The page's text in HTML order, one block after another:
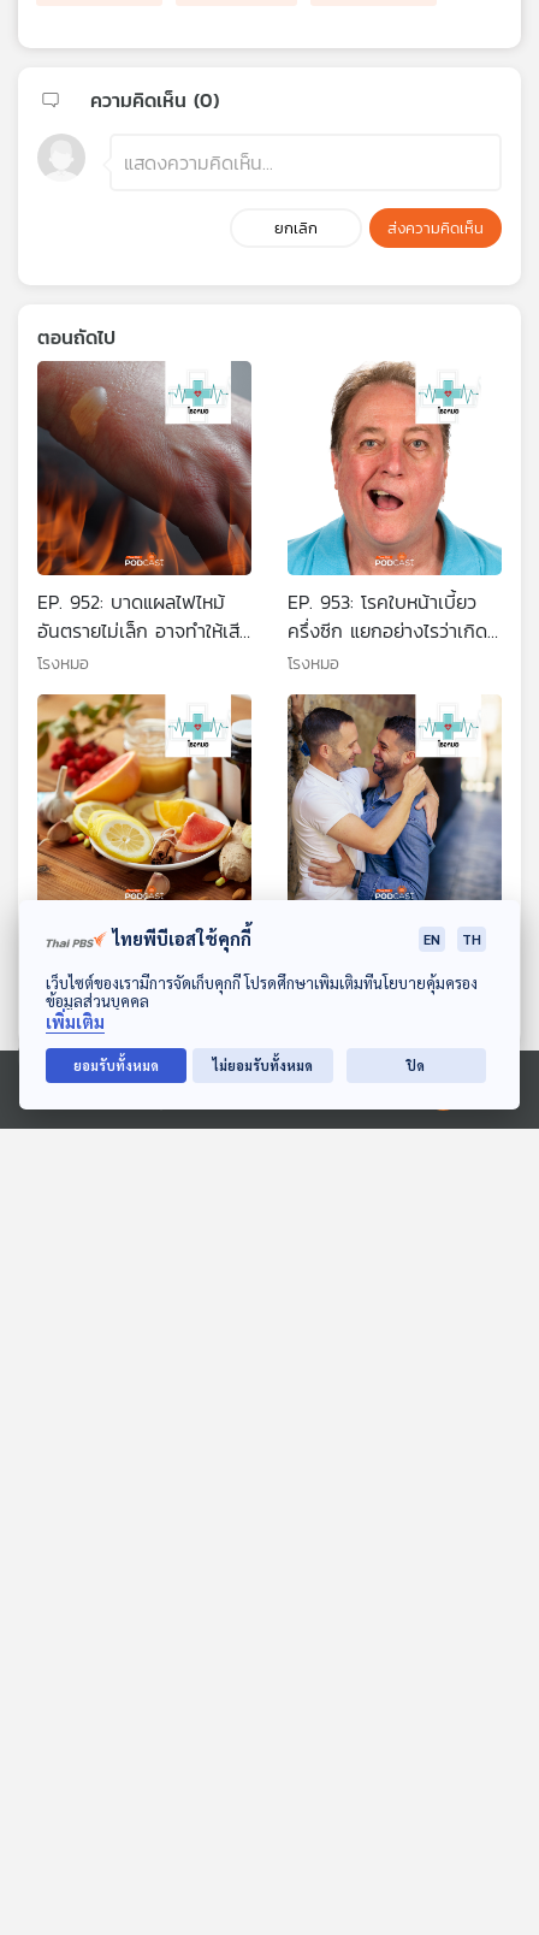
ดาวน์โหลด Thai PBS Podcast Application
Ⓒ 2020 องค์การกระจายเสียงและแพร่ภาพสาธารณะแห่งประเทศไทย
ความคิดเห็น (0)
ยกเลิก ส่งความคิดเห็น
ตอนถัดไป
EP. 952: บาดแผลไฟไหม้
อันตรายไม่เล็ก อาจทำให้เสีย
ชีวิต
โรงหมอ
EP. 953: โรคใบหน้าเบี้ยว
ครึ่งซีก แยกอย่างไรว่าเกิด
จากเส้นประสาทหรือหลอด
เลือดสมอง
โรงหมอ
EP. 954: ฟื้นฟูสภาพ
ให้กินอะไรดี
โรงหมอ
EP. 955: Heterosexual รัก
ไหม
โรงหมอ
ไทยพีบีเอสใช้คุกกี้ EN TH
เว็บไซต์ของเรามีการจัดเก็บคุกกี้ โปรดศึกษาเพิ่มเติมที่นโยบายคุ้มครอง
ข้อมูลส่วนบุคคล
เพิ่มเติม
ยอมรับทั้งหมด ไม่ยอมรับทั้งหมด ปิด